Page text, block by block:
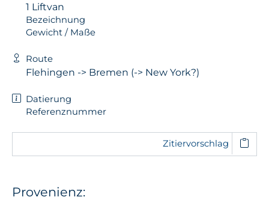
1 Liftvan
Bezeichnung
Gewicht / Maße
Route
Flehingen -> Bremen (-> New York?)
Datierung
Referenznummer
Zitiervorschlag
Provenienz: